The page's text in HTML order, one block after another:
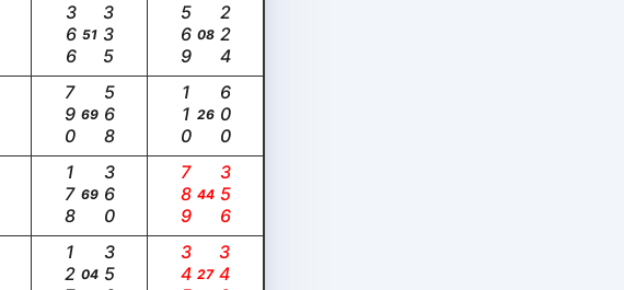
366 51335 569 08224
790 69568 110 26600
178 69360 789 44356
127 04356 345 27340